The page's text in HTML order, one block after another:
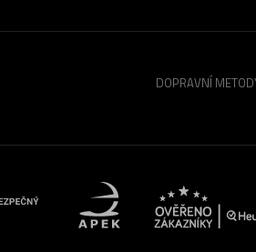
DOPRAVNÍ